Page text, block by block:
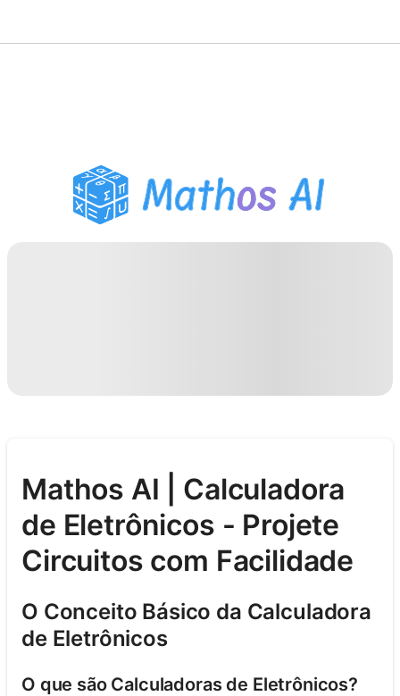
Auxiliar de Lição de Casa
PDF
Mathos AI | Calculadora
de Eletrônicos - Projete
Circuitos com Facilidade
O Conceito Básico da Calculadora
de Eletrônicos
O que são Calculadoras de Eletrônicos?